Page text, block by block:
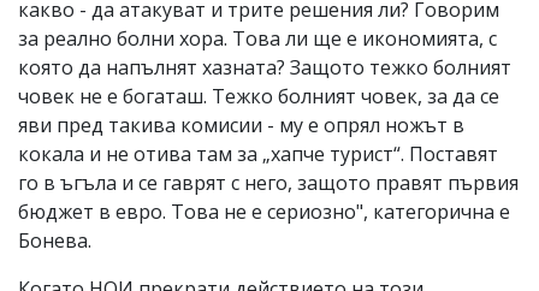
какво - да атакуват и трите решения ли? Говорим
за реално болни хора. Това ли ще е икономията, с
която да напълнят хазната? Защото тежко болният
човек не е богаташ. Тежко болният човек, за да се
яви пред такива комисии - му е опрял ножът в
кокала и не отива там за „хапче турист“. Поставят
го в ъгъла и се гаврят с него, защото правят първия
бюджет в евро. Това не е сериозно", категорична е
Бонева.